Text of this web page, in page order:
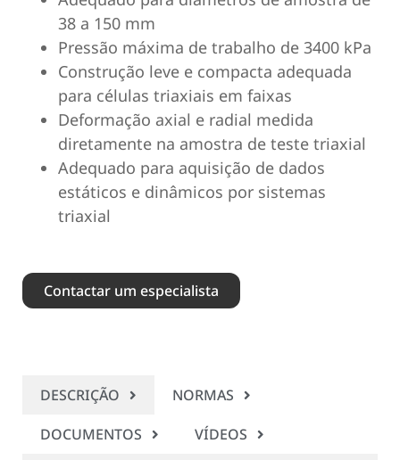
38 a 150 mm
Pressão máxima de trabalho de 3400 kPa
Construção leve e compacta adequada
para células triaxiais em faixas
Deformação axial e radial medida
diretamente na amostra de teste triaxial
Adequado para aquisição de dados
estáticos e dinâmicos por sistemas
triaxial
Contactar um especialista
DESCRIÇÃO
NORMAS
DOCUMENTOS
VÍDEOS